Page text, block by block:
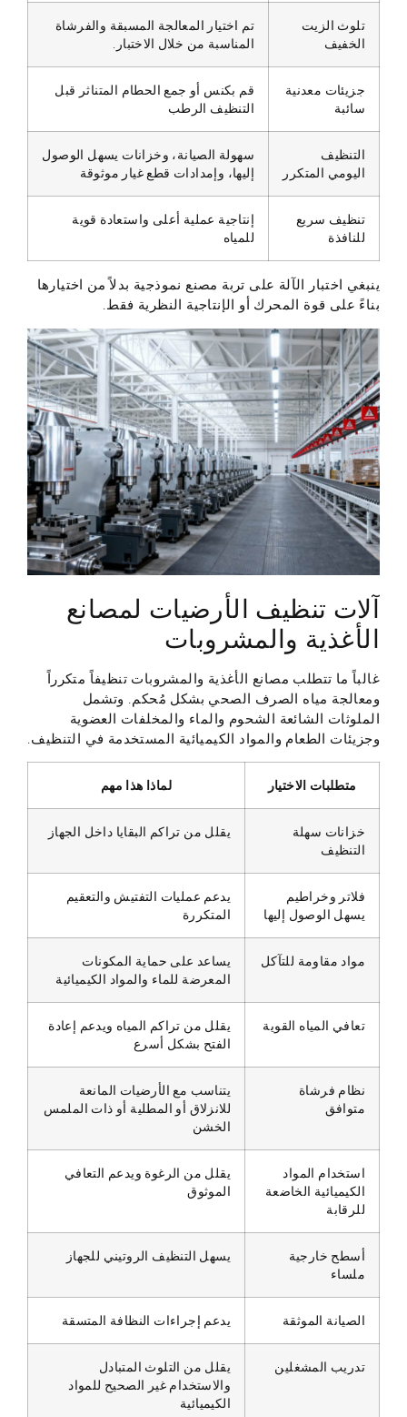
تلوث الزيت
الخفيف
تم اختيار المعالجة المسبقة والفرشاة
المناسبة من خلال الاختبار.
جزيئات معدنية
سائبة
قم بكنس أو جمع الحطام المتناثر قبل
التنظيف الرطب
التنظيف
اليومي المتكرر
سهولة الصيانة، وخزانات يسهل الوصول
إليها، وإمدادات قطع غيار موثوقة
تنظيف سريع
للنافذة
إنتاجية عملية أعلى واستعادة قوية
للمياه
ينبغي اختبار الآلة على تربة مصنع نموذجية بدلاً من اختيارها
بناءً على قوة المحرك أو الإنتاجية النظرية فقط.
آلات تنظيف الأرضيات لمصانع
الأغذية والمشروبات
غالباً ما تتطلب مصانع الأغذية والمشروبات تنظيفاً متكرراً
ومعالجة مياه الصرف الصحي بشكل مُحكم. وتشمل
الملوثات الشائعة الشحوم والماء والمخلفات العضوية
وجزيئات الطعام والمواد الكيميائية المستخدمة في التنظيف.
متطلبات الاختيار لماذا هذا مهم
خزانات سهلة
التنظيف
يقلل من تراكم البقايا داخل الجهاز
فلاتر وخراطيم
يسهل الوصول إليها
يدعم عمليات التفتيش والتعقيم
المتكررة
مواد مقاومة للتآكل
يساعد على حماية المكونات
المعرضة للماء والمواد الكيميائية
تعافي المياه القوية
يقلل من تراكم المياه ويدعم إعادة
الفتح بشكل أسرع
نظام فرشاة
متوافق
يتناسب مع الأرضيات المانعة
للانزلاق أو المطلية أو ذات الملمس
الخشن
استخدام المواد
الكيميائية الخاضعة
للرقابة
يقلل من الرغوة ويدعم التعافي
الموثوق
أسطح خارجية
ملساء
يسهل التنظيف الروتيني للجهاز
الصيانة الموثقة يدعم إجراءات النظافة المتسقة
تدريب المشغلين
يقلل من التلوث المتبادل
والاستخدام غير الصحيح للمواد
الكيميائية